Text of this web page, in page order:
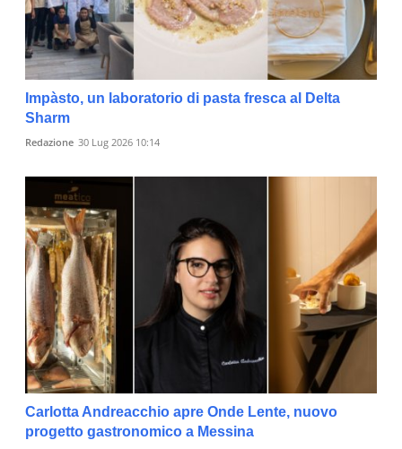
Impàsto, un laboratorio di pasta fresca al Delta
Sharm
Redazione 30 Lug 2026 10:14
Carlotta Andreacchio apre Onde Lente, nuovo
progetto gastronomico a Messina